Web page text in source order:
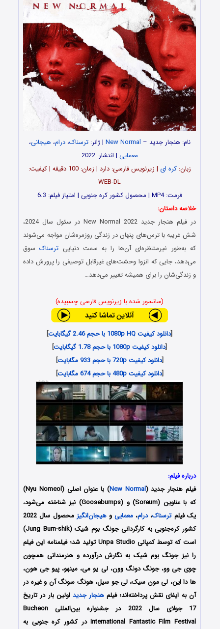
نام: هنجار جدید – New Normal | ژانر:ترسناک،درام، هیجانی،
معمایی | انتشار: 2022
زبان:کره ای
| زیرنویس فارسی: دارد | زمان: 100 دقیقه | کیفیت:
WEB-DL
فرمت: MP4 | محصول کشور کره جنوبی | امتیاز فیلم: 6.3
خلاصه داستان:
در فیلم هنجار جدید New Normal 2022 در سئول سال 2024،
شش غریبه با ترس‌های پنهان در زندگی روزمره‌شان مواجه می‌شوند
که به‌طور غیرمنتظره‌ای آن‌ها را به سمت دنیایی ترسناکسوق
می‌دهد، جایی که انزوا وحشت‌های غیرقابل توصیفی را پرورش داده
و زندگی‌شان را برای همیشه تغییر می‌دهد…
(سانسور شده با زیرنویس فارسی چسبیده)
[دانلود کیفیت 1080p HQ با حجم 2.46 گیگابایت
]
[دانلود کیفیت 1080p با حجم 1.78 گیگابایت
]
[دانلود کیفیت 720p با حجم 933 مگابایت
]
[دانلود کیفیت 480p با حجم 674 مگابایت ]
درباره فیلم:
فیلم هنجار جدید (New Normal
) با عنوان اصلی (Nyu Nomeol)
که با عناوین (Soreum) و (Goosebumps) نیز شناخته می‌شود،
یک فیلمترسناک،درام، معماییوهیجان‌انگیز
محصول سال 2022
کشور کره‌جنوبی به کارگردانی جونگ بوم شیک (Jung Bum-shik)
است که توسط کمپانی‌ Unpa Studio تولید شد؛ فیلمنامه این فیلم
را نیز جونگ بوم شیک به نگارش درآورده و هنرمندانی همچون
چوی جی وو، جونگ دونگ وون، لی یو می، مینهو، پیو جی هون،
ها دا این، لی مون سیک، لی جو سیل، هونگ سونگ آن و غیره در
آن به ایفای نقش پرداخته‌اند؛ فیلمهنجار جدید اولین بار در تاریخ
17 جولای سال 2022 در جشنواره بین‌المللی Bucheon
International Fantastic Film Festival در کشور کره جنوبی به